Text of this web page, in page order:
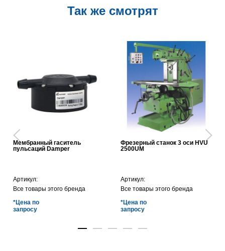
Так же смотрят
Мембранный гаситель
пульсаций Damper
Артикул:
Все товары этого бренда
*Цена по
запросу
Фрезерный станок 3 оси HVU
2500UM
Артикул:
Все товары этого бренда
*Цена по
запросу